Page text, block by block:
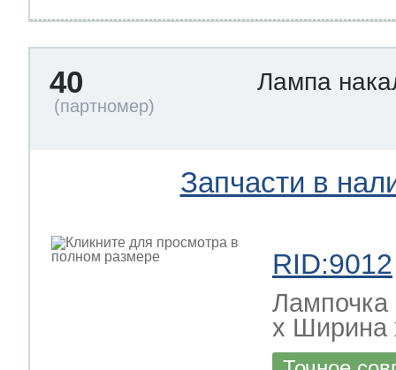
40 Лампа
Запчасти в
RID:9012
Лампочка
х Ширина